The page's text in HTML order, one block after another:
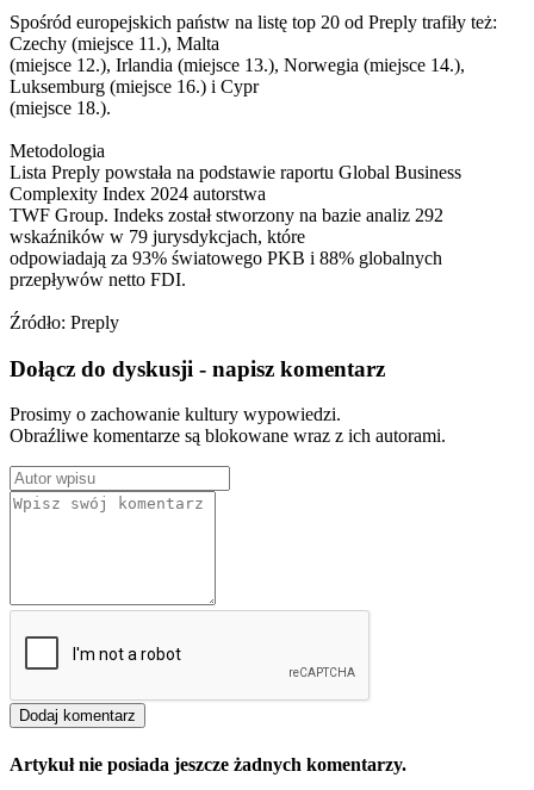
Spośród europejskich państw na listę top 20 od Preply trafiły też:
Czechy (miejsce 11.), Malta
(miejsce 12.), Irlandia (miejsce 13.), Norwegia (miejsce 14.),
Luksemburg (miejsce 16.) i Cypr
(miejsce 18.).
Metodologia
Lista Preply powstała na podstawie raportu Global Business
Complexity Index 2024 autorstwa
TWF Group. Indeks został stworzony na bazie analiz 292
wskaźników w 79 jurysdykcjach, które
odpowiadają za 93% światowego PKB i 88% globalnych
przepływów netto FDI.
Źródło: Preply
Dołącz do dyskusji - napisz komentarz
Prosimy o zachowanie kultury wypowiedzi.
Obraźliwe komentarze są blokowane wraz z ich autorami.
Artykuł nie posiada jeszcze żadnych komentarzy.